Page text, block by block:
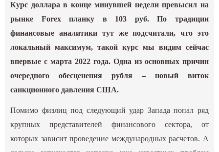
ГИД
Курс доллара в конце минувшей недели превысил на
рынке Forex планку в 103 руб. По традиции
финансовые аналитики тут же подсчитали, что это
локальный максимум, такой курс мы видим сейчас
впервые с марта 2022 года. Одна из основных причин
очередного обесценения рубля – новый виток
санкционного давления США.
Помимо физлиц под следующий удар Запада попал ряд
крупных представителей финансового сектора, от
которых зависит проведение международных расчетов. А